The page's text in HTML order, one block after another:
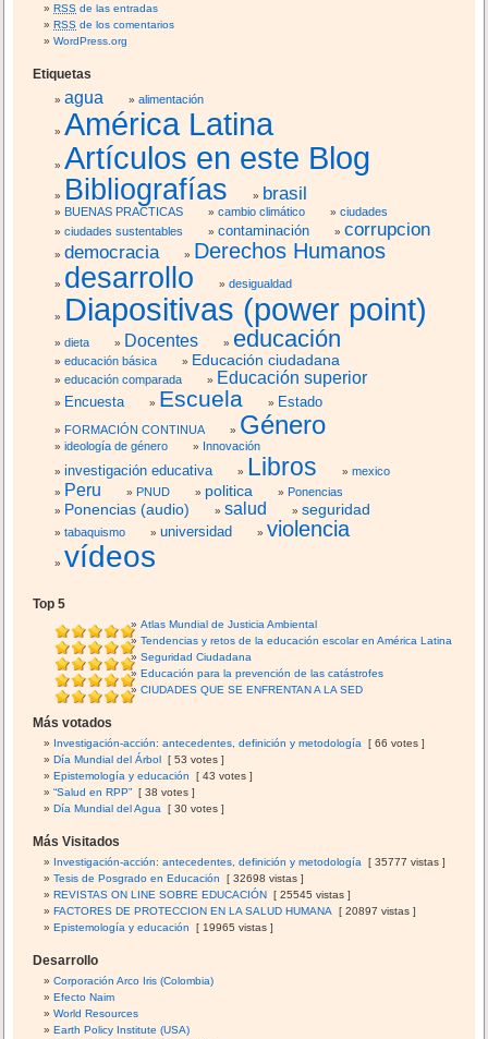
RSS de las entradas
RSS de los comentarios
WordPress.org
Etiquetas
agua alimentación
América Latina
Artículos en este Blog
Bibliografías brasil
BUENAS PRACTICAS cambio climático
ciudades
ciudades sustentables
contaminación
corrupcion
democracia
Derechos Humanos
desarrollo desigualdad
Diapositivas (power point)
dieta Docentes educación
educación básica Educación ciudadana
educación comparada Educación superior
Encuesta Escuela Estado
FORMACIÓN CONTINUA Género
ideología de género Innovación
investigación educativa Libros mexico
Peru PNUD politica Ponencias
Ponencias (audio) salud seguridad
tabaquismo universidad violencia
vídeos
Top 5
Atlas Mundial de Justicia Ambiental
Tendencias y retos de la educación escolar en América Latina
Seguridad Ciudadana
Educación para la prevención de las catástrofes
CIUDADES QUE SE ENFRENTAN A LA SED
Más votados
Investigación-acción: antecedentes, definición y metodología [ 66 votes ]
Día Mundial del Árbol [ 53 votes ]
Epistemología y educación
[ 43 votes ]
“Salud en RPP” [ 38 votes ]
Día Mundial del Agua [ 30 votes ]
Más Visitados
Investigación-acción: antecedentes, definición y metodología [ 35777 vistas ]
Tesis de Posgrado en Educación
[ 32698 vistas ]
REVISTAS ON LINE SOBRE EDUCACIÓN [ 25545 vistas ]
FACTORES DE PROTECCION EN LA SALUD HUMANA [ 20897 vistas ]
Epistemología y educación
[ 19965 vistas ]
Desarrollo
Corporación Arco Iris (Colombia)
Efecto Naim
World Resources
Earth Policy Institute (USA)